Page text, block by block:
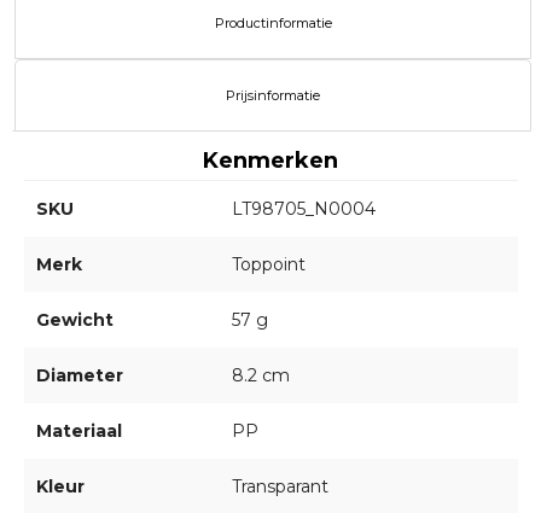
Productinformatie
Prijsinformatie
Kenmerken
SKU LT98705_N0004
Merk Toppoint
Gewicht 57 g
Diameter 8.2 cm
Materiaal PP
Kleur Transparant